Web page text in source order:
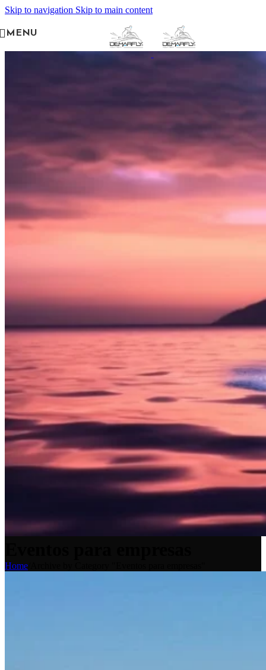
Skip to navigation Skip to main content
MENU
Home